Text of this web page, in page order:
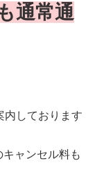
通常通
内しております
ャンセル料も